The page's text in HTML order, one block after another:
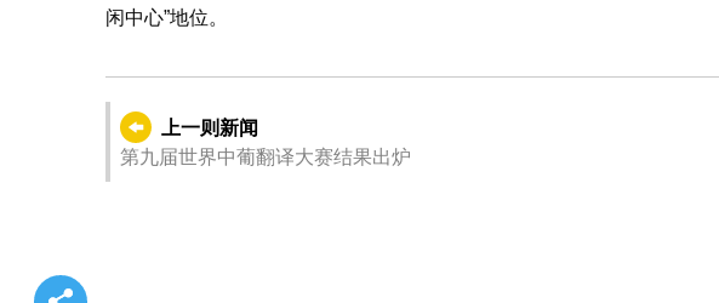
闲中心”地位。
上一则新闻
第九届世界中葡翻译大赛结果出炉